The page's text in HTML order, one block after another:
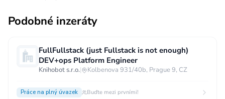
Podobné inzeráty
FullFullstack (just Fullstack is not enough)
DEV+ops Platform Engineer
Knihobot s.r.o.| Kolbenova 931/40b, Prague 9, CZ
Práce na plný úvazek Buďte mezi prvními!